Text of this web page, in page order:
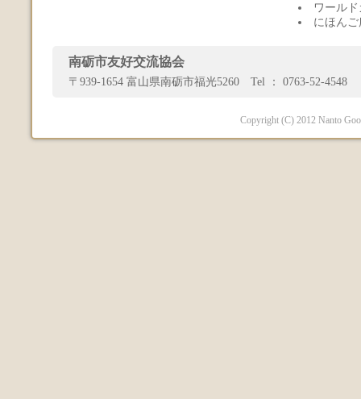
ワール
にほん
南砺市友好交流協会
〒939-1654 富山県南砺市福光5260 Tel ： 0763-52-
Copyright (C) 2012 Nanto